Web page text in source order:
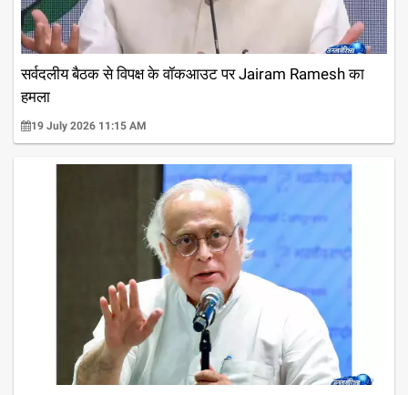
सर्वदलीय बैठक से विपक्ष के वॉकआउट पर Jairam Ramesh का
हमला
19 July 2026 11:15 AM